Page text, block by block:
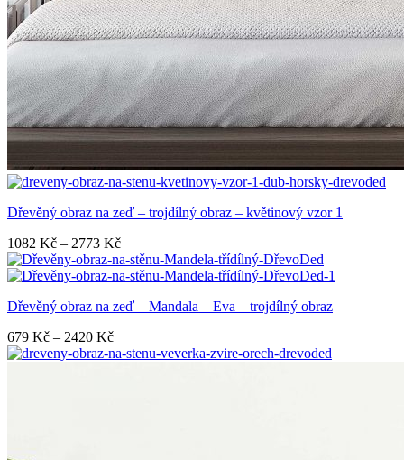
Dřevěný obraz na zeď – trojdílný obraz – květinový vzor 1
1082 Kč – 2773 KčRozpětí
cen:
1082 Kč
2773 Kč
Dřevěný obraz na zeď – Mandala – Eva – trojdílný obraz
679 Kč – 2420 KčRozpětí
cen: